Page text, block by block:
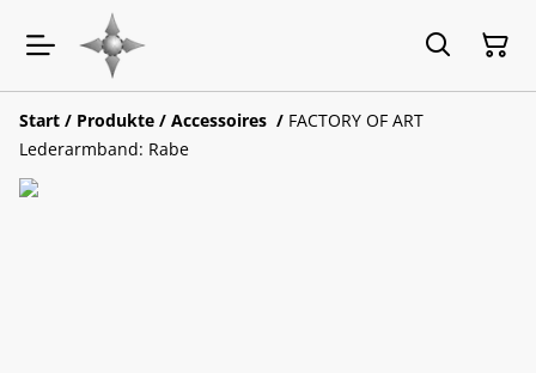
Start / Produkte / Accessoires / FACTORY OF ART
Lederarmband: Rabe